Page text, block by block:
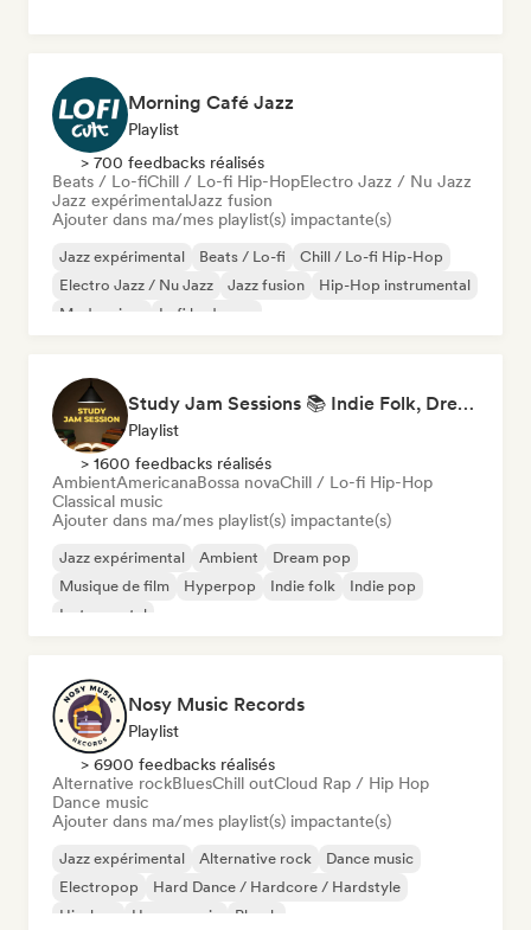
Morning Café Jazz
Playlist
> 700 feedbacks réalisés
Beats / Lo-fiChill / Lo-fi Hip-HopElectro Jazz / Nu Jazz
Jazz expérimentalJazz fusion
Ajouter dans ma/mes playlist(s) impactante(s)
Jazz expérimental Beats / Lo-fi
Chill / Lo-fi Hip-Hop
Electro Jazz / Nu Jazz
Jazz fusion
Hip-Hop instrumental
Modern jazz
Lofi bedroom
Study Jam Sessions 📚 Indie Folk, Dream Pop & Singer-Songwriter
Playlist
> 1600 feedbacks réalisés
AmbientAmericanaBossa novaChill / Lo-fi Hip-Hop
Classical music
Ajouter dans ma/mes playlist(s) impactante(s)
Jazz expérimental Ambient
Dream pop
Musique de film
Hyperpop Indie folk
Indie pop
Instrumental
Nosy Music Records
Playlist
> 6900 feedbacks réalisés
Alternative rockBluesChill outCloud Rap / Hip Hop
Dance music
Ajouter dans ma/mes playlist(s) impactante(s)
Jazz expérimental Alternative rock
Dance music
Electropop
Hard Dance / Hardcore / Hardstyle
Hip-hop
House music Phonk